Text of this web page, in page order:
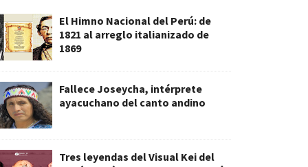
El Himno Nacional del Perú: de
1821 al arreglo italianizado de
1869
Fallece Joseycha, intérprete
ayacuchano del canto andino
Tres leyendas del Visual Kei del